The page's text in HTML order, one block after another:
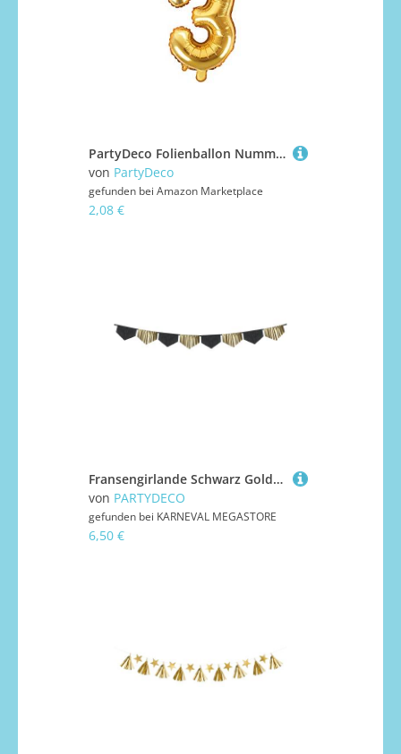
PartyDeco Folienballon Nummer "3" Gold-Geburtstag Hochzeit Jahrestag Folienballon Nummer "3"- Gold Größe ca. 35 cm Geburtstag Hochzeit Verlobung Silvesterparty Folienballon Hel Deko Geburtstag
von PartyDeco
gefunden bei Amazon Marketplace
2,08 €
Fransengirlande Schwarz Gold Papier 3 m
von PARTYDECO
gefunden bei KARNEVAL MEGASTORE
6,50 €